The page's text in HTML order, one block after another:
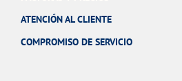
ATENCIÓN AL CLIENTE
COMPROMISO DE SERVICIO